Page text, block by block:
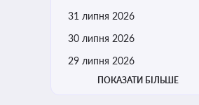
31 липня 2026
30 липня 2026
29 липня 2026
ПОКАЗАТИ БІЛЬШЕ